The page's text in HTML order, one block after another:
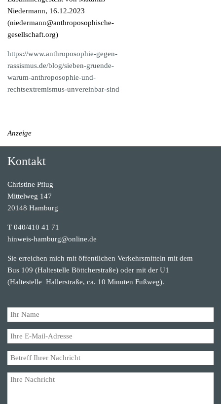
Niedermann, 16.12.2023
(niedermann@anthroposophische-
gesellschaft.org)
https://www.anthroposophie-gegen-
rassismus.de/blog/sieben-gruende-
warum-anthroposophie-und-
rechtsextremismus-unvereinbar-sind
Anzeige
Kontakt
Christine Pflug
Mittelweg 147
20148 Hamburg
T 040/410 41 71
hinweis-hamburg@online.de
Sie erreichen mich mit öffentlichen Verkehrsmitteln mit dem
Bus 109 (Haltestelle Böttcherstraße) oder mit der U1
(Haltestelle Hallerstraße, ca. 10 Minuten Fußweg).